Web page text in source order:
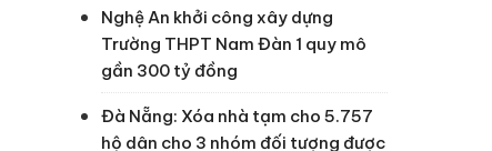
Nghệ An khởi công xây dựng
Trường THPT Nam Đàn 1 quy mô
gần 300 tỷ đồng
Đà Nẵng: Xóa nhà tạm cho 5.757
hộ dân cho 3 nhóm đối tượng được